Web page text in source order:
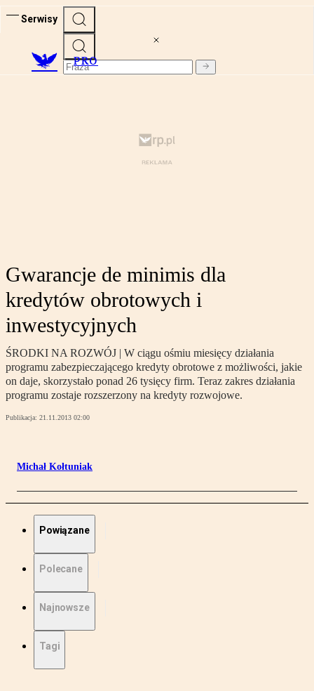
Serwisy
PRO
Gwarancje de minimis dla
kredytów obrotowych i
inwestycyjnych
ŚRODKI NA ROZWÓJ | W ciągu ośmiu miesięcy działania
programu zabezpieczającego kredyty obrotowe z możliwości, jakie
on daje, skorzystało ponad 26 tysięcy firm. Teraz zakres działania
programu zostaje rozszerzony na kredyty rozwojowe.
Publikacja: 21.11.2013 02:00
Michał Kołtuniak
Powiązane
Polecane
Najnowsze
Tagi